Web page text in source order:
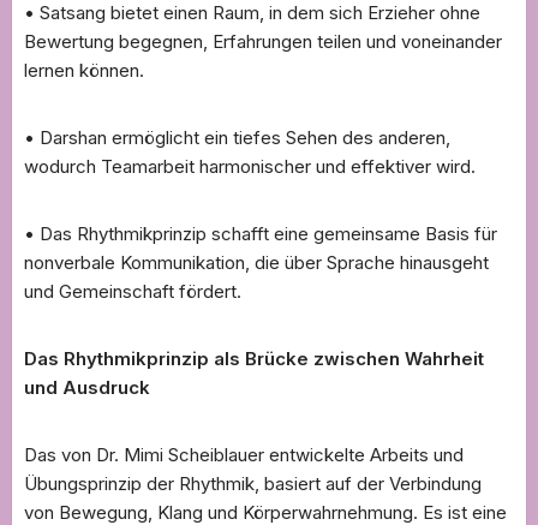
• Satsang bietet einen Raum, in dem sich Erzieher ohne
Bewertung begegnen, Erfahrungen teilen und voneinander
lernen können.
• Darshan ermöglicht ein tiefes Sehen des anderen,
wodurch Teamarbeit harmonischer und effektiver wird.
• Das Rhythmikprinzip schafft eine gemeinsame Basis für
nonverbale Kommunikation, die über Sprache hinausgeht
und Gemeinschaft fördert.
Das Rhythmikprinzip als Brücke zwischen Wahrheit
und Ausdruck
Das von Dr. Mimi Scheiblauer entwickelte Arbeits und
Übungsprinzip der Rhythmik, basiert auf der Verbindung
von Bewegung, Klang und Körperwahrnehmung. Es ist eine